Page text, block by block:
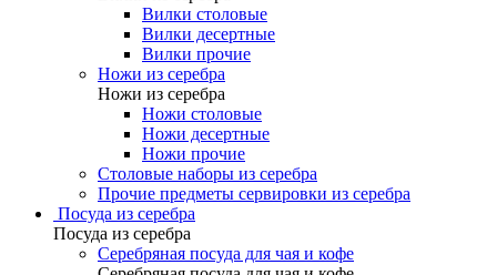
Вилки столовые
Вилки десертные
Вилки прочие
Ножи из серебра
Ножи из серебра
Ножи столовые
Ножи десертные
Ножи прочие
Столовые наборы из серебра
Прочие предметы сервировки из серебра
Посуда из серебра
Посуда из серебра
Серебряная посуда для чая и кофе